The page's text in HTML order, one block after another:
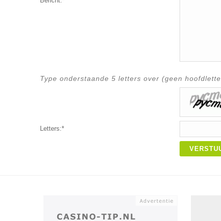
Type onderstaande 5 letters over (geen
Letters:*